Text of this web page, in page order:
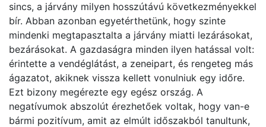
sincs, a járvány milyen hosszútávú következményekkel
bír. Abban azonban egyetérthetünk, hogy szinte
mindenki megtapasztalta a járvány miatti lezárásokat,
bezárásokat. A gazdaságra minden ilyen hatással volt:
érintette a vendéglátást, a zeneipart, és rengeteg más
ágazatot, akiknek vissza kellett vonulniuk egy időre.
Ezt bizony megérezte egy egész ország. A
negatívumok abszolút érezhetőek voltak, hogy van-e
bármi pozitívum, amit az elmúlt időszakból tanultunk,